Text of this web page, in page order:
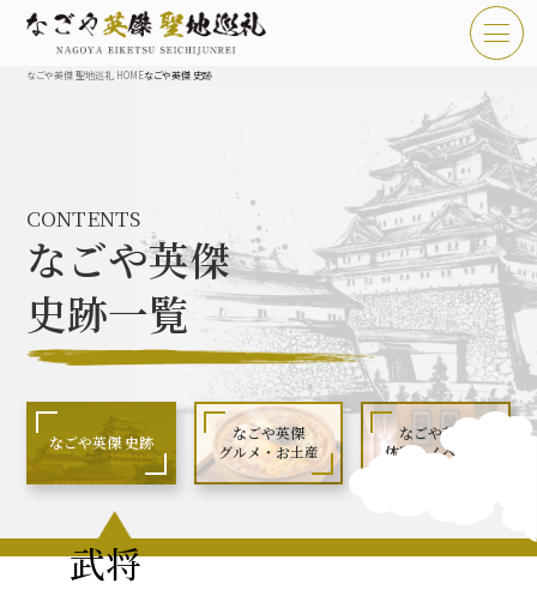
なごや英傑 聖地巡礼とは
なごや英傑 史跡 一覧
なごや英傑 グルメ・土産 一覧
なごや英傑 体験・イベント
豊臣秀長と名古屋の関係
なごや英傑 聖地巡礼 HOMEなごや英傑 史跡
CONTENTS
なごや英傑
史跡一覧
なごや英傑 史跡
なごや英傑
グルメ・お土産
なごや英傑
体験・イベント
武将